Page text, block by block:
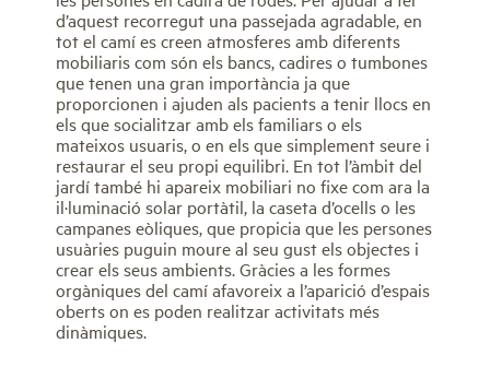
d’aquest recorregut una passejada agradable, en
tot el camí es creen atmosferes amb diferents
mobiliaris com són els bancs, cadires o tumbones
que tenen una gran importància ja que
proporcionen i ajuden als pacients a tenir llocs en
els que socialitzar amb els familiars o els
mateixos usuaris, o en els que simplement seure i
restaurar el seu propi equilibri. En tot l’àmbit del
jardí també hi apareix mobiliari no fixe com ara la
il·luminació solar portàtil, la caseta d’ocells o les
campanes eòliques, que propicia que les persones
usuàries puguin moure al seu gust els objectes i
crear els seus ambients. Gràcies a les formes
orgàniques del camí afavoreix a l’aparició d’espais
oberts on es poden realitzar activitats més
dinàmiques.